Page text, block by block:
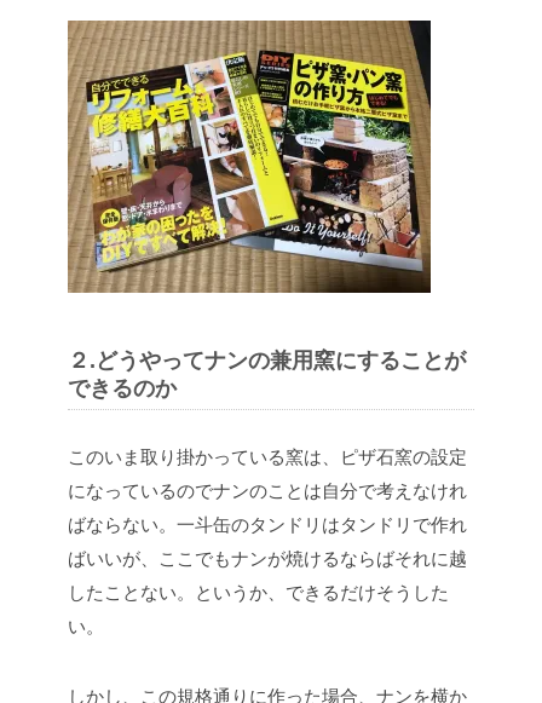
２.どうやってナンの兼用窯にすることが
できるのか
このいま取り掛かっている窯は、ピザ石窯の設定
になっているのでナンのことは自分で考えなけれ
ばならない。一斗缶のタンドリはタンドリで作れ
ばいいが、ここでもナンが焼けるならばそれに越
したことない。というか、できるだけそうした
い。
しかし、この規格通りに作った場合、ナンを横か